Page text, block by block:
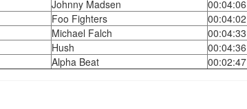
Johnny Madsen
00:04:06
Foo Fighters
00:04:02
Michael Falch
00:04:33
Hush
00:04:36
Alpha Beat 00:02:47